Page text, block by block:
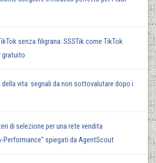
senza filigrana: SSSTik come TikTok
gratuito
vita: segnali da non sottovalutare dopo i
di selezione per una rete vendita
Performance" spiegati da AgentScout